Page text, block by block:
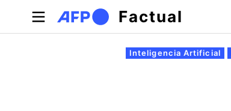
Pasar al contenido principal
Factual
Solapas principales
Inteligencia Artificial